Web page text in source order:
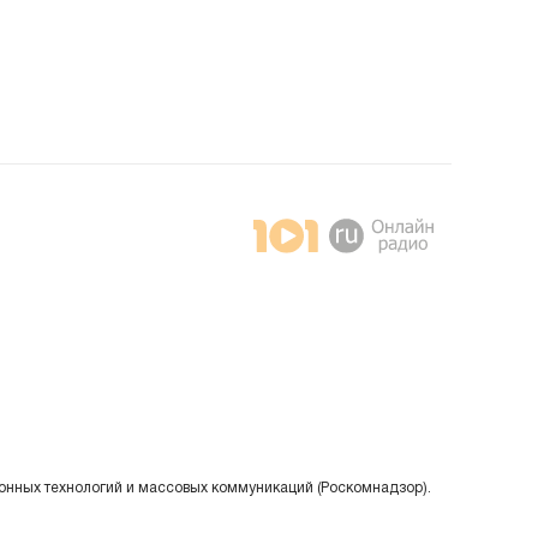
технологий и массовых коммуникаций (Роскомнадзор).